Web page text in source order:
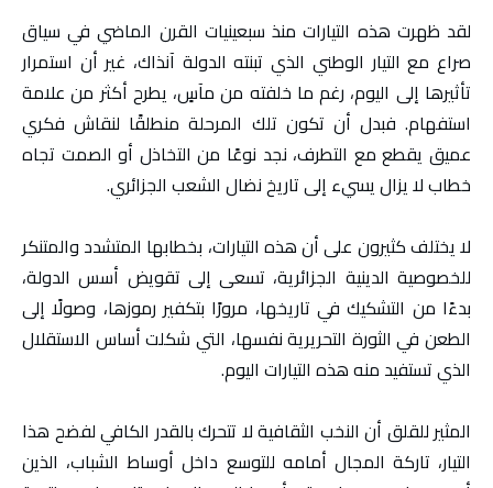
لقد ظهرت هذه التيارات منذ سبعينيات القرن الماضي في سياق
صراع مع التيار الوطني الذي تبنته الدولة آنذاك، غير أن استمرار
تأثيرها إلى اليوم، رغم ما خلفته من مآسٍ، يطرح أكثر من علامة
استفهام. فبدل أن تكون تلك المرحلة منطلقًا لنقاش فكري
عميق يقطع مع التطرف، نجد نوعًا من التخاذل أو الصمت تجاه
خطاب لا يزال يسيء إلى تاريخ نضال الشعب الجزائري.
لا يختلف كثيرون على أن هذه التيارات، بخطابها المتشدد والمتنكر
للخصوصية الدينية الجزائرية، تسعى إلى تقويض أسس الدولة،
بدءًا من التشكيك في تاريخها، مرورًا بتكفير رموزها، وصولًا إلى
الطعن في الثورة التحريرية نفسها، التي شكلت أساس الاستقلال
الذي تستفيد منه هذه التيارات اليوم.
المثير للقلق أن النخب الثقافية لا تتحرك بالقدر الكافي لفضح هذا
التيار، تاركة المجال أمامه للتوسع داخل أوساط الشباب، الذين